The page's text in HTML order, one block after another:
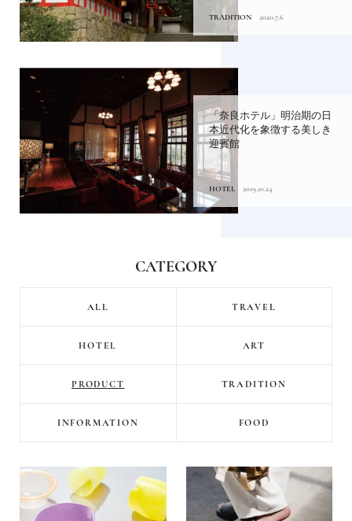
TRADITION 2020.7.6
「奈良ホテル」明治期の日
本近代化を象徴する美しき
迎賓館
HOTEL 2019.10.24
CATEGORY
ALL TRAVEL
HOTEL ART
PRODUCT TRADITION
INFORMATION FOOD